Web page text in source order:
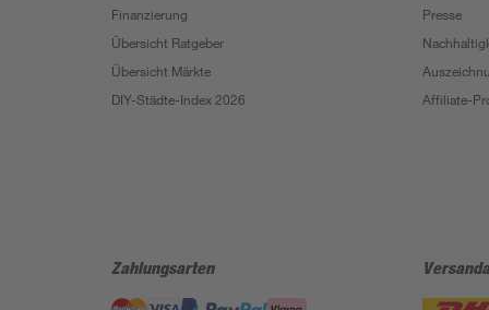
Finanzierung
Übersicht Ratgeber
Übersicht Märkte
DIY-Städte-Index 2026
Presse
Affiliate-
Zahlungsarten